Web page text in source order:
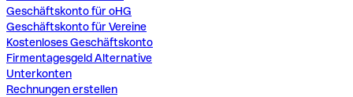
Geschäftskonto für oHG
Geschäftskonto für Vereine
Kostenloses Geschäftskonto
Firmentagesgeld Alternative
Unterkonten
Rechnungen erstellen